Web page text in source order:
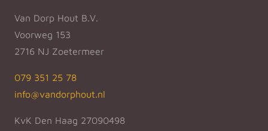
Van Dorp Hout B.V.
Voorweg 153
2716 NJ Zoetermeer
079 351 25 78
info@vandorphout.nl
KvK Den Haag 27090498